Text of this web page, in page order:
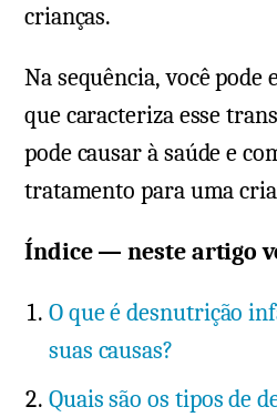
crianças.
Na sequência, você
que caracteriza esse
pode causar à saúde e
tratamento para uma
Índice — neste artigo
O que é desnutrição
suas causas?
Quais são os tipos de